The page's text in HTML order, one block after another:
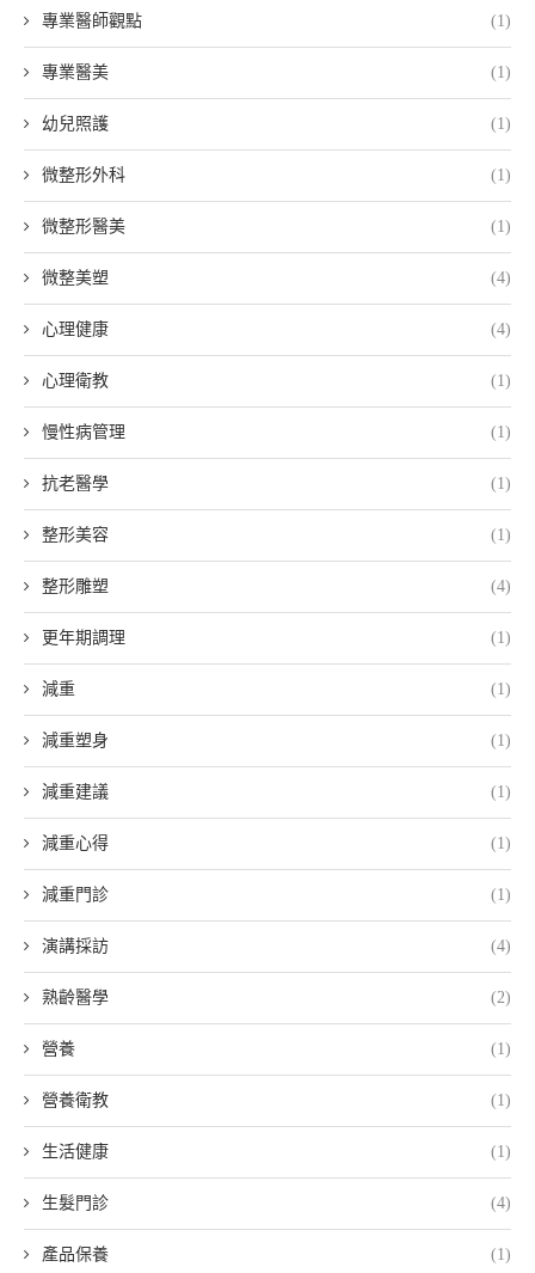
專業醫師觀點 (1)
專業醫美 (1)
幼兒照護 (1)
微整形外科 (1)
微整形醫美 (1)
微整美塑 (4)
心理健康 (4)
心理衛教 (1)
慢性病管理 (1)
抗老醫學 (1)
整形美容 (1)
整形雕塑 (4)
更年期調理 (1)
減重 (1)
減重塑身 (1)
減重建議 (1)
減重心得 (1)
減重門診 (1)
演講採訪 (4)
熟齡醫學 (2)
營養 (1)
營養衛教 (1)
生活健康 (1)
生髮門診 (4)
產品保養 (1)